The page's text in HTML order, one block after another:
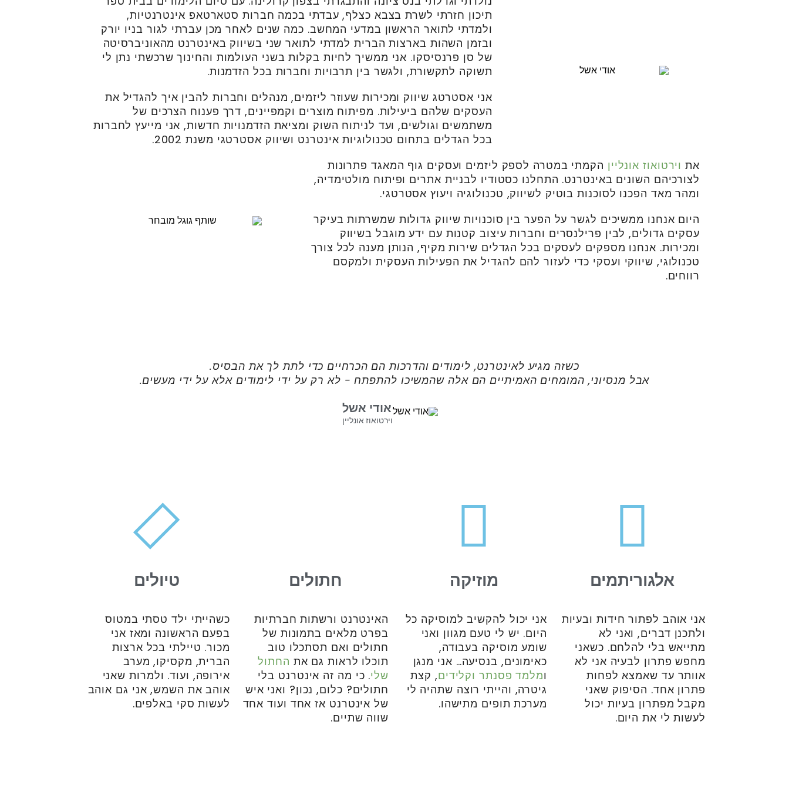
תיכון חזרתי לשרת בצבא כצלף, עבדתי בכמה חברות סטארטאפ אינטרנטיות,
ולמדתי לתואר הראשון במדעי המחשב. כמה שנים לאחר מכן עברתי לגור בניו יורק
ובזמן השהות בארצות הברית למדתי לתואר שני בשיווק באינטרנט מהאוניברסיטה
של סן פרנסיסקו. אני ממשיך לחיות בקלות בשני העולמות והחינוך שרכשתי נתן לי
תשוקה לתקשורת, ולגשר בין תרבויות וחברות בכל הזדמנות.
אני אסטרטג שיווק ומכירות שעוזר ליזמים, מנהלים וחברות להבין איך להגדיל את
העסקים שלהם ביעילות. מפיתוח מוצרים וקמפיינים, דרך פענוח הצרכים של
משתמשים וגולשים, ועד לניתוח השוק ומציאת הזדמנויות חדשות, אני מייעץ לחברות
בכל הגדלים בתחום טכנולוגיות אינטרנט ושיווק אסטרטגי משנת 2002.
את וירטואוז אונליין הקמתי במטרה לספק ליזמים ועסקים גוף המאגד פתרונות
לצורכיהם השונים באינטרנט. התחלנו כסטודיו לבניית אתרים ופיתוח מולטימדיה,
ומהר מאד הפכנו לסוכנות בוטיק לשיווק, טכנולוגיה ויעוץ אסטרטגי.
היום אנחנו ממשיכים לגשר על הפער בין סוכנויות שיווק גדולות שמשרתות בעיקר
עסקים גדולים, לבין פרילנסרים וחברות עיצוב קטנות עם ידע מוגבל בשיווק
ומכירות. אנחנו מספקים לעסקים בכל הגדלים שירות מקיף, הנותן מענה לכל צורך
טכנולוגי, שיווקי ועסקי כדי לעזור להם להגדיל את הפעילות העסקית ולמקסם
רווחים.
כשזה מגיע לאינטרנט, לימודים והדרכות הם הכרחיים כדי לתת לך את הבסיס.
אבל מנסיוני, המומחים האמיתיים הם אלה שהמשיכו להתפתח - לא רק על ידי לימודים אלא על ידי מעשים.
אודי אשל
וירטואוז אונליין
טיולים
כשהייתי ילד טסתי במטוס
בפעם הראשונה ומאז אני
מכור. טיילתי בכל ארצות
הברית, מקסיקו, מערב
אירופה, ועוד. ולמרות שאני
אוהב את השמש, אני גם אוהב
לעשות סקי באלפים.
חתולים
האינטרנט ורשתות חברתיות
בפרט מלאים בתמונות של
חתולים ואם תסתכלו טוב
תוכלו לראות גם את החתול
שלי. כי מה זה אינטרנט בלי
חתולים? כלום, נכון? ואני איש
של אינטרנט אז אחד ועוד אחד
שווה שתיים.
מוזיקה
אני יכול להקשיב למוסיקה כל
היום. יש לי טעם מגוון ואני
שומע מוסיקה בעבודה,
כאימונים, בנסיעה… אני מנגן
ומלמד פסנתר וקלידים, קצת
גיטרה, והייתי רוצה שתהיה לי
מערכת תופים מתישהו.
אלגוריתמים
אני אוהב לפתור חידות ובעיות
ולתכנן דברים, ואני לא
מתייאש בלי להלחם. כשאני
מחפש פתרון לבעיה אני לא
אוותר עד שאמצא לפחות
פתרון אחד. הסיפוק שאני
מקבל מפתרון בעיות יכול
לעשות לי את היום.